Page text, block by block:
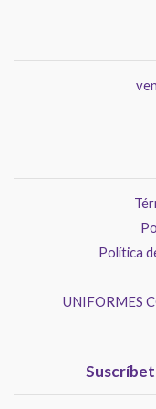
Política
UNIFORMES